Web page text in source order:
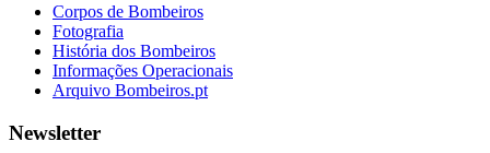
Corpos de Bombeiros
Fotografia
História dos Bombeiros
Informações Operacionais
Arquivo Bombeiros.pt
Newsletter